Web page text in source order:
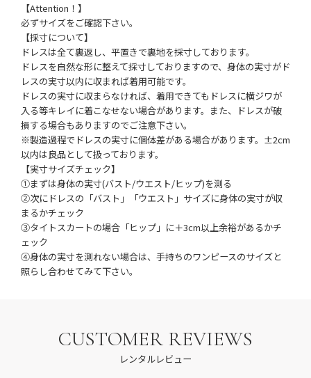
【Attention！】
必ずサイズをご確認下さい。
【採寸について】
ドレスは全て裏返し、平置きで裏地を採寸しております。
ドレスを自然な形に整えて採寸しておりますので、身体の実寸がド
レスの実寸以内に収まれば着用可能です。
ドレスの実寸に収まらなければ、着用できてもドレスに横ジワが
入る等キレイに着こなせない場合があります。また、ドレスが破
損する場合もありますのでご注意下さい。
※製造過程でドレスの実寸に個体差がある場合があります。±2cm
以内は良品として扱っております。
【実寸サイズチェック】
①まずは身体の実寸(バスト/ウエスト/ヒップ)を測る
②次にドレスの「バスト」「ウエスト」サイズに身体の実寸が収
まるかチェック
③タイトスカートの場合「ヒップ」に＋3cm以上余裕があるかチ
ェック
④身体の実寸を測れない場合は、手持ちのワンピースのサイズと
照らし合わせてみて下さい。
CUSTOMER REVIEWS
レンタルレビュー